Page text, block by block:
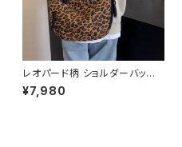
レオパード柄 ショルダーバッグ
ワンショルダーバッグ レディース
ヒョウ柄 バッグ カジュアル 軽量
¥7,980